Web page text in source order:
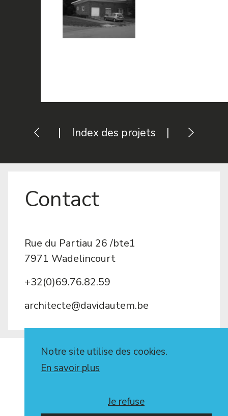
| Index des projets |
Contact
Rue du Partiau 26 /bte1
7971 Wadelincourt
+32(0)69.76.82.59
architecte@davidautem.be
Politique de confidentialité
Notre site utilise des cookies.
En savoir plus
Je refuse